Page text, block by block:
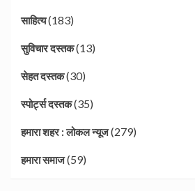
साहित्य(183)
सुविचार दस्तक(13)
सेहत दस्तक(30)
स्पोर्ट्स दस्तक(35)
हमारा शहर : लोकल न्यूज(279)
हमारा समाज(59)